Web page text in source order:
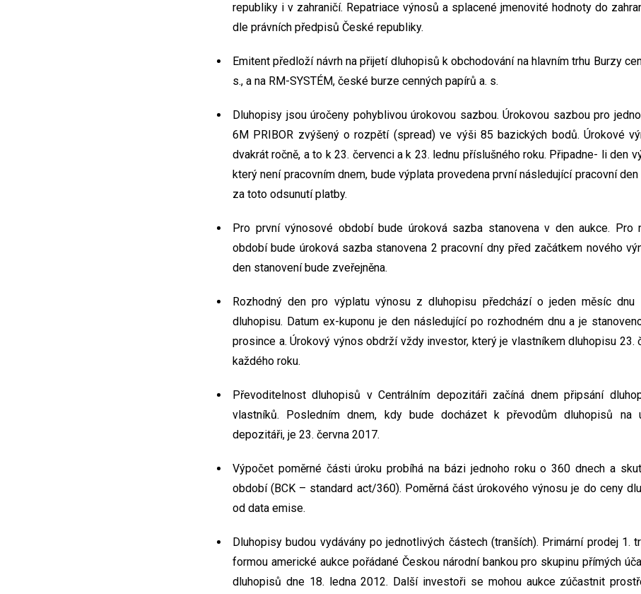
republiky i v zahraničí. Repatriace výnosů a splacené jmenovité hodnoty do
dle právních předpisů České republiky.
Emitent předloží návrh na přijetí dluhopisů k obchodování na hlavním trhu Burzy
s., a na RM-SYSTÉM, české burze cenných papírů a. s.
Dluhopisy jsou úročeny pohyblivou úrokovou sazbou. Úrokovou sazbou pro
6M PRIBOR zvýšený o rozpětí (spread) ve výši 85 bazických bodů. Úrokové
dvakrát ročně, a to k 23. červenci a k 23. lednu příslušného roku. Připadne- li den
který není pracovním dnem, bude výplata provedena první následující pracovní
za toto odsunutí platby.
Pro první výnosové období bude úroková sazba stanovena v den aukce. Pro
období bude úroková sazba stanovena 2 pracovní dny před začátkem nového
den stanovení bude zveřejněna.
Rozhodný den pro výplatu výnosu z dluhopisu předchází o jeden měsíc
dluhopisu. Datum ex-kuponu je den následující po rozhodném dnu a je
prosince a. Úrokový výnos obdrží vždy investor, který je vlastníkem dluhopisu 23.
každého roku.
Převoditelnost dluhopisů v Centrálním depozitáři začíná dnem připsání
vlastníků. Posledním dnem, kdy bude docházet k převodům dluhopisů na
depozitáři, je 23. června 2017.
Výpočet poměrné části úroku probíhá na bázi jednoho roku o 360 dnech a
období (BCK – standard act/360). Poměrná část úrokového výnosu je do ceny
od data emise.
Dluhopisy budou vydávány po jednotlivých částech (tranších). Primární prodej 1.
formou americké aukce pořádané Českou národní bankou pro skupinu přímých
dluhopisů dne 18. ledna 2012. Další investoři se mohou aukce zúčastnit